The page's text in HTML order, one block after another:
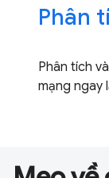
Phân
Phân tích
mạng ngay